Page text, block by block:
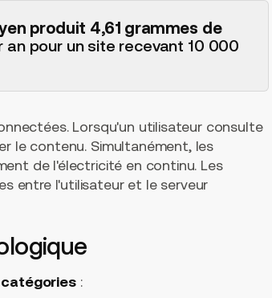
produit 4,61 grammes de
pour un site recevant 10 000
Lorsqu'un utilisateur consulte
le contenu. Simultanément, les
de l'électricité en continu. Les
entre l'utilisateur et le serveur
: